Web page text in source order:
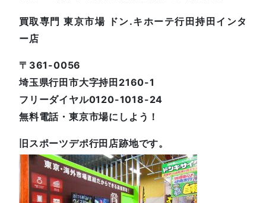
買取専門 東京市場 ドン.キホーテ行田持田インタ
ー店
〒361-0056
埼玉県行田市大字持田2160-1
フリーダイヤル0120-1018-24
無料電話・東京市場にしよう！
旧スポーツデポ行田店跡地です。